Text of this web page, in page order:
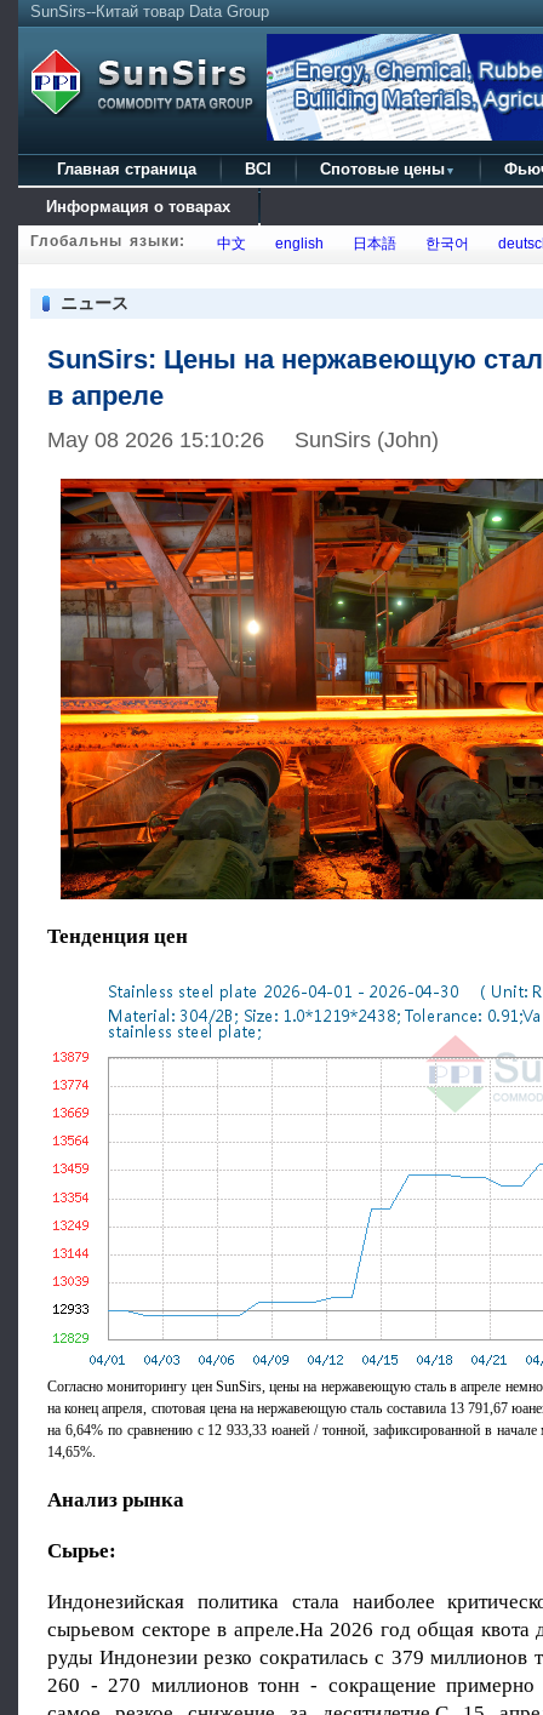
SunSirs--Китай товар Data Group
Главная страница BCI Спотовые цены ▼
Информация о товарах
Глобальны языки: 中文 english 日本語 한국어
ニュース
SunSirs: Цены на нержавеющую
в апреле
May 08 2026 15:10:26 SunSirs (John)
Тенденция цен
Согласно мониторингу цен SunSirs, цены на нержавеющую сталь в апреле
на конец апреля, спотовая цена на нержавеющую сталь составила 13 791,67
на 6,64% по сравнению с 12 933,33 юаней / тонной, зафиксированной в начале
14,65%.
Анализ рынка
Сырье:
Индонезийская политика стала наиболее
сырьевом секторе в апреле.На 2026 год общая квота
руды Индонезии резко сократилась с 379 миллионов
260 - 270 миллионов тонн - сокращение примерно